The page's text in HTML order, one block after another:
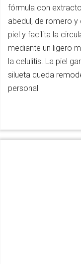
fórmula con
abedul, de romero
piel y facilita la
mediante un ligero
la celulitis. La piel
silueta queda
personal